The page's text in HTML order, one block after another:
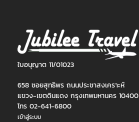
ใบอนุญาต 11/01023
658 ซอยสุทธิพร ถนนประชาสงเคราะห์
แขวง-เขตดินแดง กรุงเทพมหานคร 10400
โทร 02-641-6800
เข้าสู่ระบบ